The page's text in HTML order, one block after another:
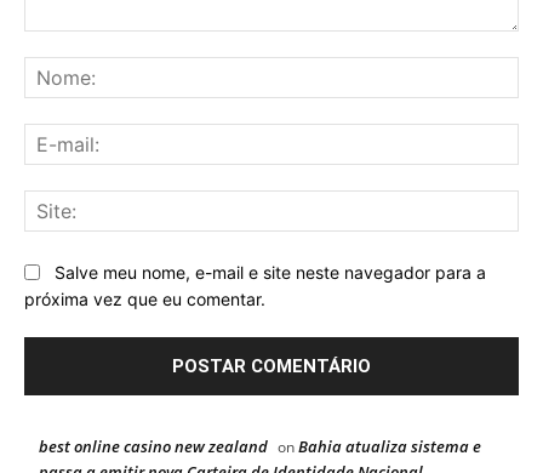
Salve meu nome, e-mail e site neste navegador para a
próxima vez que eu comentar.
best online casino new zealand onBahia atualiza sistema e